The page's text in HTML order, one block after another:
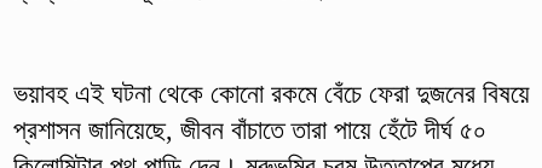
ভয়াবহ এই ঘটনা থেকে কোনো রকমে বেঁচে ফেরা দুজনের বিষয়ে
প্রশাসন জানিয়েছে, জীবন বাঁচাতে তারা পায়ে হেঁটে দীর্ঘ ৫০